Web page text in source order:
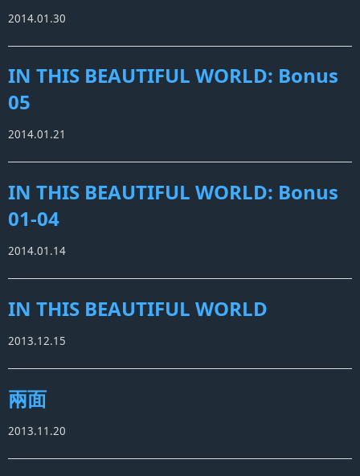
2014.01.30
IN THIS BEAUTIFUL WORLD: Bonus
05
2014.01.21
IN THIS BEAUTIFUL WORLD: Bonus
01-04
2014.01.14
IN THIS BEAUTIFUL WORLD
2013.12.15
兩面
2013.11.20